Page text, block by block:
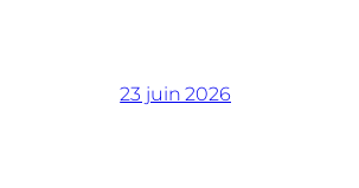
23 juin 2026